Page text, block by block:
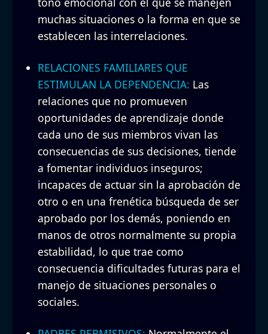
muchas situaciones o la forma en que se
establecen las interrelaciones.
RELACIONES FAMILIARES QUE
ESTIMULAN LA DEPENDENCIA: Las
relaciones que no promueven
oportunidades de aprendizaje donde
cada uno de sus miembros vivan las
consecuencias de sus decisiones, tiende
a fomentar individuos inseguros;
incapaces de actuar sin la aprobación de
otro o en una frenética búsqueda de ser
aprobado por los demás, poniendo en
manos de otros normalmente su propia
estabilidad, lo que trae como
consecuencia dificultades futuras para el
manejo de situaciones personales o
sociales.